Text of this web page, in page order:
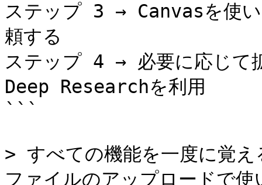
ステップ 3 → Canvasを使
頼する
ステップ 4 → 必要に応じ
Deep Researchを利用
```
> すべての機能を一度に覚
ファイルのアップロードで